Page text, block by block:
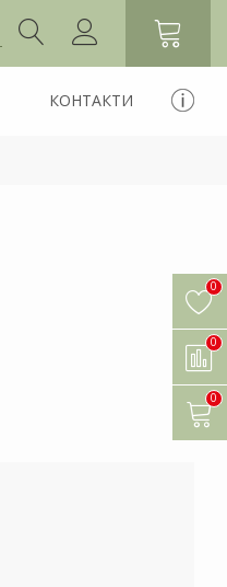
КОНТАКТИ
0
0
0